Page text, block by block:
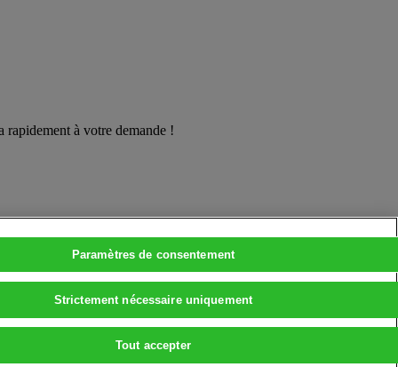
rapidement à votre demande !
Paramètres de consentement
Strictement nécessaire uniquement
Tout accepter